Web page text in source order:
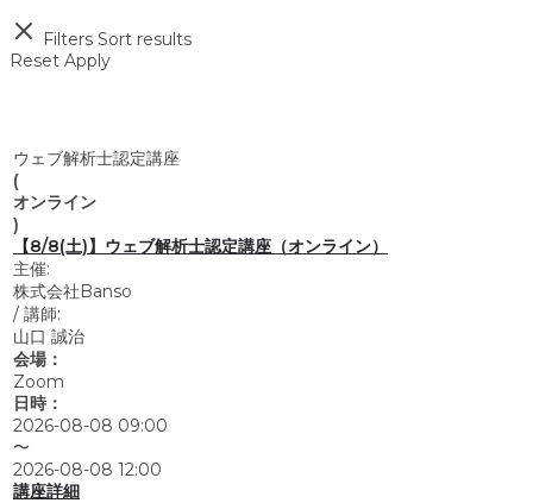
Filters Sort results
Reset Apply
ウェブ解析士認定講座
(
オンライン
)
【8/8(土)】ウェブ解析士認定講座（オンライン）
主催:
株式会社Banso
/ 講師:
山口 誠治
会場：
Zoom
日時：
2026-08-08 09:00
〜
2026-08-08 12:00
講座詳細